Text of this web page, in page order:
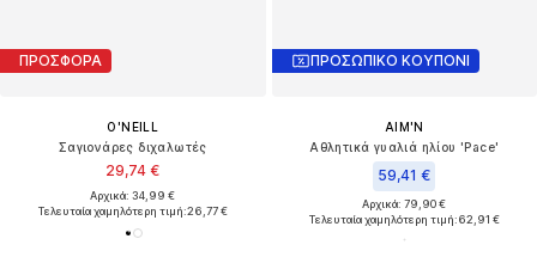
ΠΡΟΣΦΟΡΑ
O'NEILL
Σαγιονάρες διχαλωτές
29,74 €
Αρχικά: 34,99 €
Τελευταία χαμηλότερη τιμή:26,77 €
ΠΡΟΣΩΠΙΚΟ ΚΟΥΠΟΝΙ
AIM'N
Αθλητικά γυαλιά ηλίου 'Pace'
59,41 €
Αρχικά: 79,90 €
Τελευταία χαμηλότερη τιμή:62,91 €